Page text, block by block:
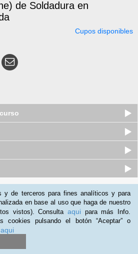
de Soldadura en
Cupos disponibles
y de terceros para fines analíticos y para
en base al uso que haga de nuestro
vistos). Consulta aqui para más Info.
cookies pulsando el botón “Aceptar” o
aqui
|Programa de Afiliación
2026 Aprendum
LLámanos: